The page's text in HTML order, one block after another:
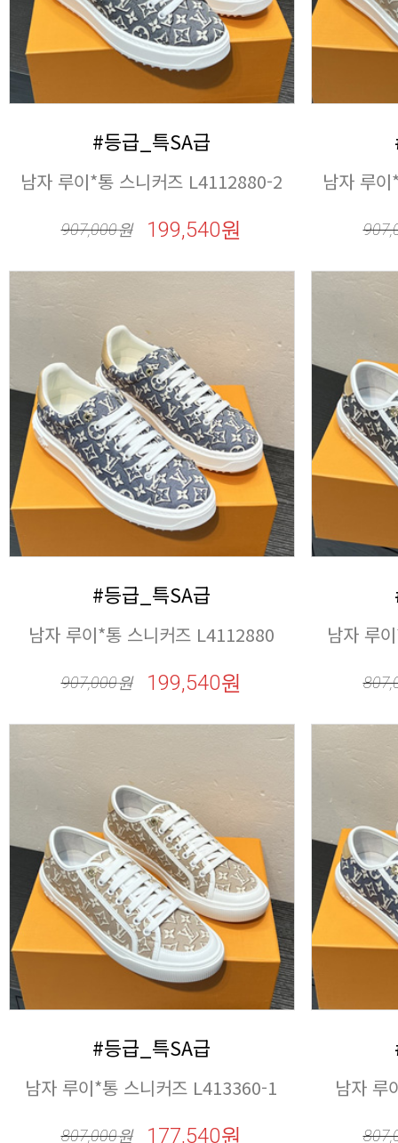
#등급_특SA급
남자 루이*통 스니커즈 L4112880-2
907,000원 199,540원
남자 루
#등급_특SA급
남자 루이*통 스니커즈 L4112880
907,000원 199,540원
남자 루
#등급_특SA급
남자 루이*통 스니커즈 L413360-1
807,000원 177,540원
남자 루